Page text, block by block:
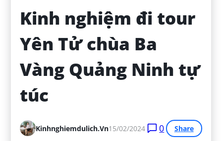
Kinh nghiệm đi tour
Yên Tử chùa Ba
Vàng Quảng Ninh tự
túc
Kinhnghiemdulich.vn15/02/2024 0 Share